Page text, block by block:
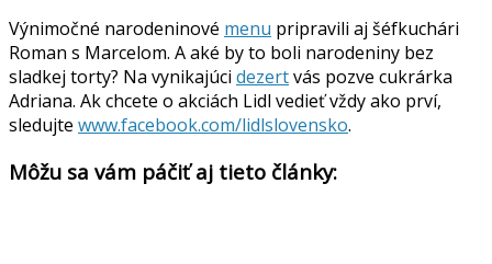
Výnimočné narodeninové menu pripravili aj šéfkuchári
Roman s Marcelom. A aké by to boli narodeniny bez
sladkej torty? Na vynikajúci dezertvás pozve cukrárka
Adriana. Ak chcete o akciách Lidl vedieť vždy ako prví,
sledujte www.facebook.com/lidlslovensko.
Môžu sa vám páčiť aj tieto články: